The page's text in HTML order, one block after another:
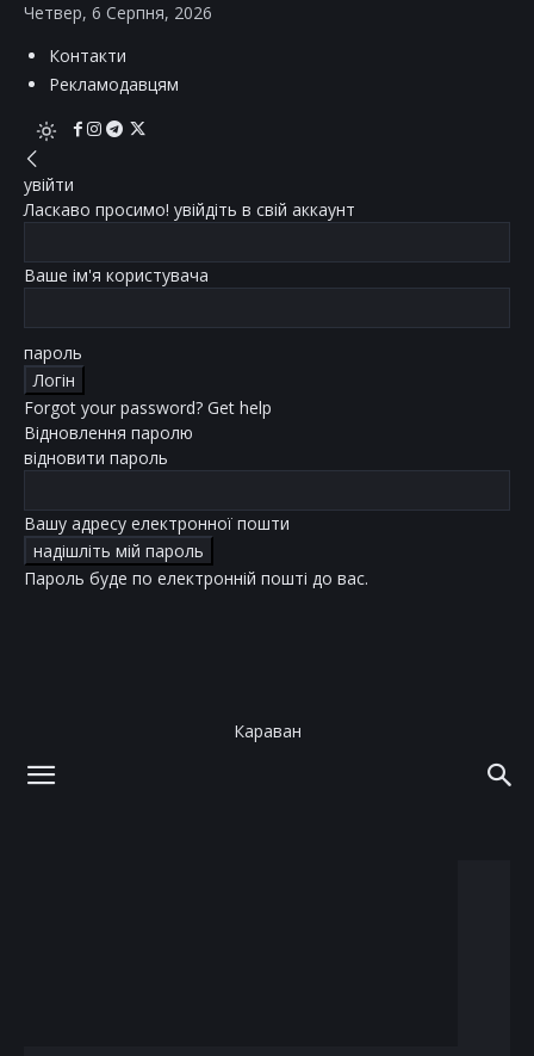
Четвер, 6 Серпня, 2026
Контакти
Рекламодавцям
увійти
Ласкаво просимо! увійдіть в свій аккаунт
Ваше ім'я користувача
пароль
Forgot your password? Get help
Відновлення паролю
відновити пароль
Вашу адресу електронної пошти
Пароль буде по електронній пошті до вас.
Караван